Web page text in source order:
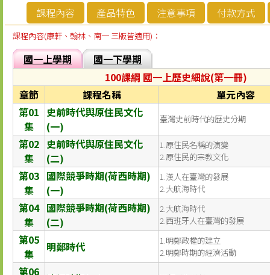
課程內容 產品特色 注意事項 付款方式
課程內容(康軒、翰林、南一 三版皆適用)：
國一上學期
國一下學期
100課綱 國一上歷史細說(第一冊)
章節
課程名稱
單元內容
第01
集
史前時代與原住民文化
(一)
臺灣史前時代的歷史分期
第02
集
史前時代與原住民文化
(二)
1.原住民名稱的演變
2.原住民的宗教文化
第03
集
國際競爭時期(荷西時期)
(一)
1.漢人在臺灣的發展
2.大航海時代
第04
集
國際競爭時期(荷西時期)
(二)
2.大航海時代
2.西班牙人在臺灣的發展
第05
集
明鄭時代
1.明鄭政權的建立
2.明鄭時期的經濟活動
第06